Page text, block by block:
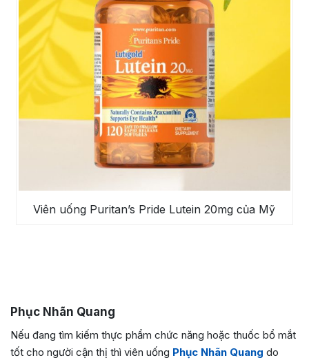
Viên uống Puritan’s Pride Lutein 20mg của Mỹ
Phục Nhãn Quang
Nếu đang tìm kiếm thực phẩm chức năng hoặc thuốc bổ mắt
tốt cho người cận thị thì viên uống Phục Nhãn Quang do